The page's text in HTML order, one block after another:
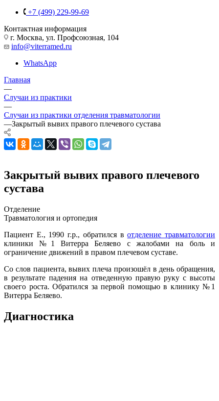
+7 (499) 229-99-69
Контактная информация
г. Москва, ул. Профсоюзная, 104
info@viterramed.ru
WhatsApp
Главная
—
Случаи из практики
—
Случаи из практики отделения травматологии
—Закрытый вывих правого плечевого сустава
Закрытый вывих правого плечевого
сустава
Отделение
Травматология и ортопедия
Пациент Е., 1990 г.р., обратился вотделение травматологии
клиники №1 Витерра Беляево с жалобами на боль и
ограничение движений в правом плечевом суставе.
Со слов пациента, вывих плеча произошёл в день обращения,
в результате падения на отведенную правую руку с высоты
своего роста. Обратился за первой помощью в клинику №1
Витерра Беляево.
Диагностика